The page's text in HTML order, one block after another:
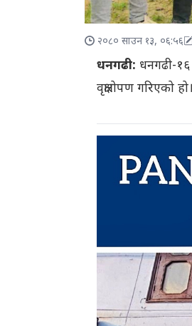
२०८० साउन १३, ०६:५६
धनगढी: धनगढी-१६
वृक्षारोपण गरिएको हो।